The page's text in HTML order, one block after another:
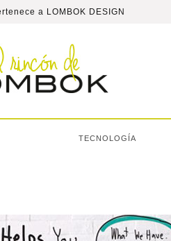
a LOMBOK DESIGN
TECNOLOGÍA